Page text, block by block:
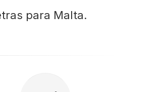
para Malta.